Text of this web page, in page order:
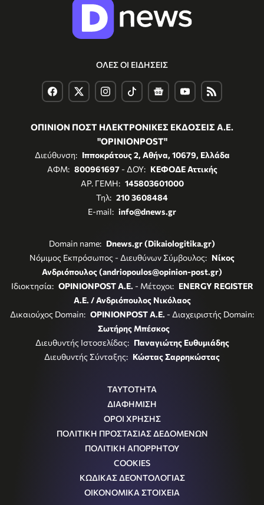
ΟΛΕΣ ΟΙ ΕΙΔΗΣΕΙΣ
ΟΠΙΝΙΟΝ ΠΟΣΤ ΗΛΕΚΤΡΟΝΙΚΕΣ ΕΚΔΟΣΕΙΣ Α.Ε.
"OPINIONPOST"
Διεύθυνση: Ιπποκράτους 2, Αθήνα, 10679, Ελλάδα
ΑΦΜ: 800961697- ΔΟΥ: ΚΕΦΟΔΕ Αττικής
ΑΡ. ΓΕΜΗ: 145803601000
Τηλ: 210 3608484
E-mail: info@dnews.gr
Domain name: Dnews.gr (Dikaiologitika.gr)
Νόμιμος Εκπρόσωπος - Διευθύνων Σύμβουλος: Νίκος
Ανδριόπουλος (andriopoulos@opinion-post.gr)
Ιδιοκτησία: OPINIONPOST A.E. - Μέτοχοι: ENERGY REGISTER
Α.Ε. / Ανδριόπουλος Νικόλαος
Δικαιούχος Domain: OPINIONPOST A.E. - Διαχειριστής Domain:
Σωτήρης Μπέσκος
Διευθυντής Ιστοσελίδας: Παναγιώτης Ευθυμιάδης
Διευθυντής Σύνταξης: Κώστας Σαρρηκώστας
ΤΑΥΤΟΤΗΤΑ
ΔΙΑΦΗΜΙΣΗ
ΟΡΟΙ ΧΡΗΣΗΣ
ΠΟΛΙΤΙΚΗ ΠΡΟΣΤΑΣΙΑΣ ΔΕΔΟΜΕΝΩΝ
ΠΟΛΙΤΙΚΗ ΑΠΟΡΡΗΤΟΥ
COOKIES
ΚΩΔΙΚΑΣ ΔΕΟΝΤΟΛΟΓΙΑΣ
ΟΙΚΟΝΟΜΙΚΑ ΣΤΟΙΧΕΙΑ